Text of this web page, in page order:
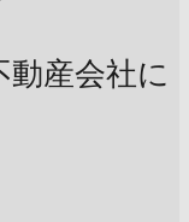
産会社に